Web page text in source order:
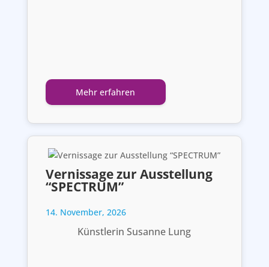
Mehr erfahren
Vernissage zur Ausstellung
“SPECTRUM”
14. November, 2026
Künstlerin Susanne Lung